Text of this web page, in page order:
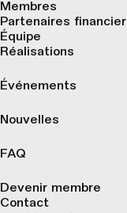
Membres
Partenaires
Équipe
Réalisations
Événements
Nouvelles
FAQ
Devenir membre
Contact